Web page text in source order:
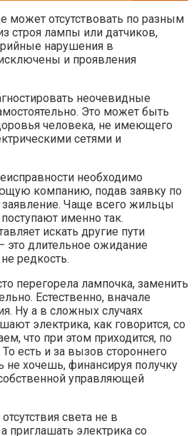
может отсутствовать по разным
строя лампы или датчиков,
нарушения в
и проявления
неочевидные
Это может быть
человека, не имеющего
сетями и
необходимо
компанию, подав заявку по
заявление. Чаще всего жильцы
именно так.
искать другие пути
это длительное ожидание
редкость.
перегорела лампочка, заменить
Естественно, вначале
Ну а в сложных случаях
электрика, как говорится, со
что при этом приходится, по
есть и за вызов стороннего
не хочешь, финансируя получку
управляющей
света не в
приглашать электрика со